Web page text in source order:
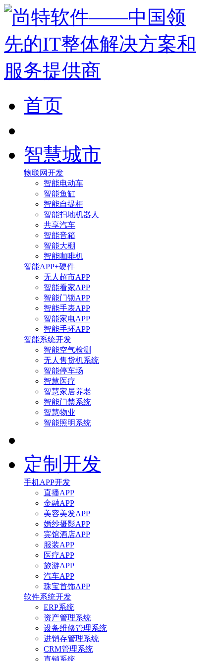
首页
智慧城市
物联网开发
智能电动车
智能鱼缸
智能自提柜
智能扫地机器人
共享汽车
智能音箱
智能大棚
智能咖啡机
智能APP+硬件
无人超市APP
智能看家APP
智能门锁APP
智能手表APP
智能家电APP
智能手环APP
智能系统开发
智能空气检测
无人售货机系统
智能停车场
智慧医疗
智慧家居养老
智能门禁系统
智慧物业
智能照明系统
定制开发
手机APP开发
直播APP
金融APP
美容美发APP
婚纱摄影APP
宾馆酒店APP
服装APP
医疗APP
旅游APP
汽车APP
珠宝首饰APP
软件系统开发
ERP系统
资产管理系统
设备维修管理系统
进销存管理系统
CRM管理系统
直销系统